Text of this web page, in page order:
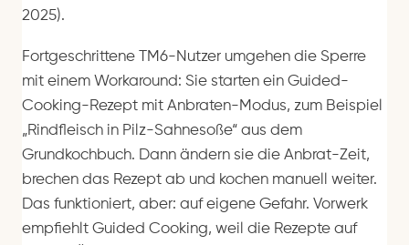
2025).
Fortgeschrittene TM6-Nutzer umgehen die Sperre
mit einem Workaround: Sie starten ein Guided-
Cooking-Rezept mit Anbraten-Modus, zum Beispiel
„Rindfleisch in Pilz-Sahnesoße“ aus dem
Grundkochbuch. Dann ändern sie die Anbrat-Zeit,
brechen das Rezept ab und kochen manuell weiter.
Das funktioniert, aber: auf eigene Gefahr. Vorwerk
empfiehlt Guided Cooking, weil die Rezepte auf